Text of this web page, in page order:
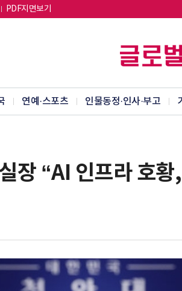
PDF지면보기
연예·스포츠 인물동정·인사·부고
장 “AI 인프라 호